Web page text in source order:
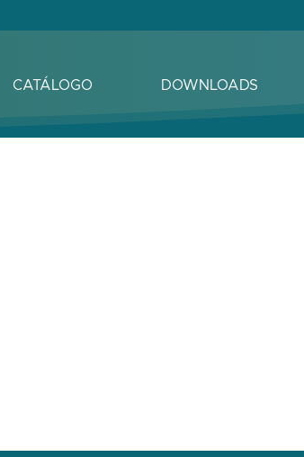
CATÁLOGO DOWNLOADS